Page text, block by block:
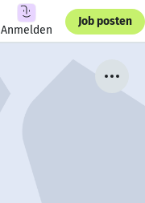
Anmelden
Job posten